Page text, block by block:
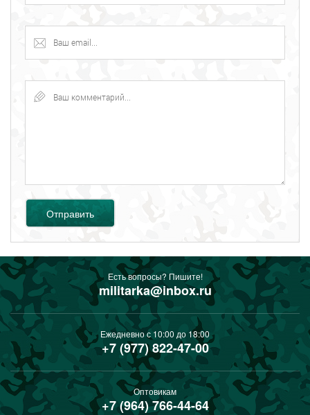
Отправить
Есть вопросы? Пишите!
militarka@inbox.ru
Ежедневно с 10:00 до 18:00
+7 (977) 822-47-00
Оптовикам
+7 (964) 766-44-64